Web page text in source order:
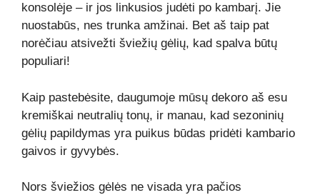
konsolėje – ir jos linkusios judėti po kambarį. Jie
nuostabūs, nes trunka amžinai. Bet aš taip pat
norėčiau atsivežti šviežių gėlių, kad spalva būtų
populiari!
Kaip pastebėsite, daugumoje mūsų dekoro aš esu
kremiškai neutralių tonų, ir manau, kad sezoninių
gėlių papildymas yra puikus būdas pridėti kambario
gaivos ir gyvybės.
Nors šviežios gėlės ne visada yra pačios